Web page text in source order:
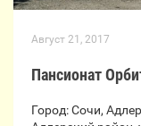
Август 21, 2017
Пансионат
Город: Сочи,